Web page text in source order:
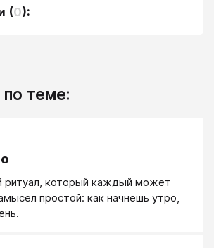
(0):
теме:
ритуал, который каждый может
простой: как начнешь утро,